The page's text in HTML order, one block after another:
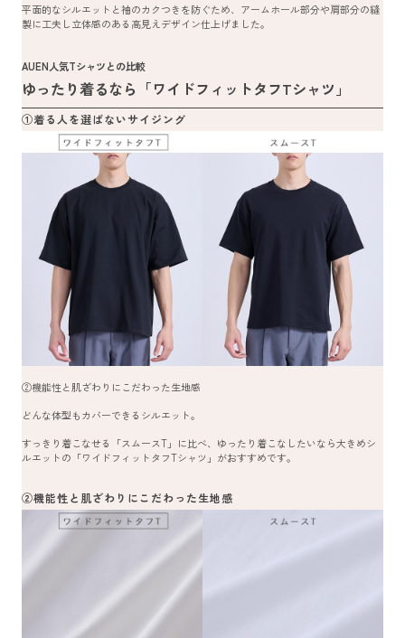
平面的なシルエットと袖のカクつきを防ぐため、アームホール部分や肩部分の縫
製に工夫し立体感のある高見えデザイン仕上げました。
AUEN人気Tシャツとの比較
ゆったり着るなら「ワイドフィットタフTシャツ」
①着る人を選ばないサイジング
②機能性と肌ざわりにこだわった生地感
どんな体型もカバーできるシルエット。
すっきり着こなせる「スムースT」に比べ、ゆったり着こなしたいなら大きめシ
ルエットの「ワイドフィットタフTシャツ」がおすすめです。
②機能性と肌ざわりにこだわった生地感